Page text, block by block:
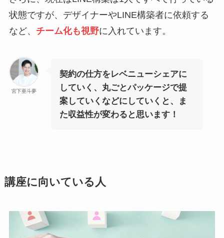
状態ですが、デザイナーやLINE構築者に依頼する
など、 チーム化も視野に入れています。
宮下亜斗夢
契約の仕方をレベニューシェアに
していく、丸ごとパッケージで提
案していくなどにしていくと、ま
た収益性が変わると思います！
講座に向いている人